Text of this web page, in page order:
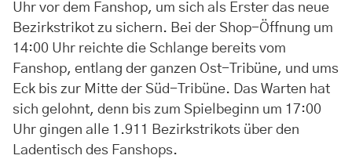
Uhr vor dem Fanshop, um sich als Erster das neue
Bezirkstrikot zu sichern. Bei der Shop-Öffnung um
14:00 Uhr reichte die Schlange bereits vom
Fanshop, entlang der ganzen Ost-Tribüne, und ums
Eck bis zur Mitte der Süd-Tribüne. Das Warten hat
sich gelohnt, denn bis zum Spielbeginn um 17:00
Uhr gingen alle 1.911 Bezirkstrikots über den
Ladentisch des Fanshops.